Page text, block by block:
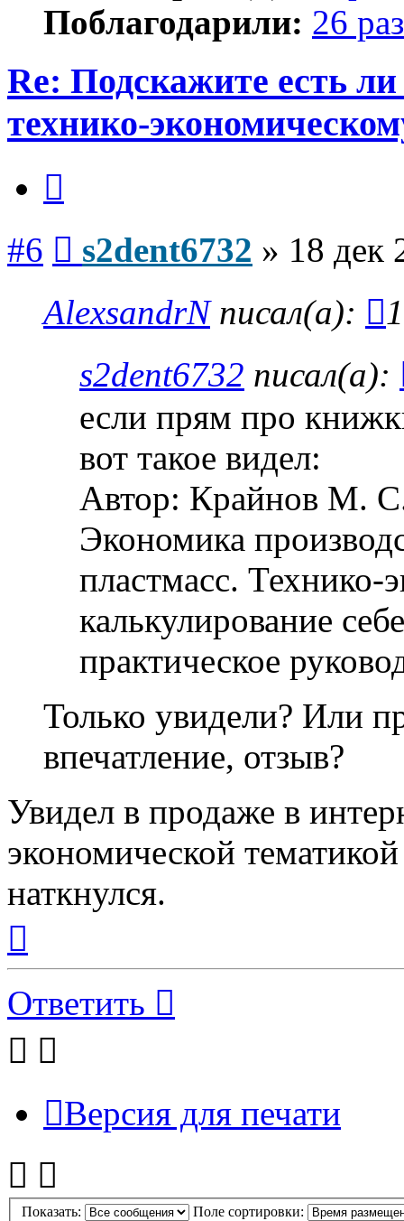
Поблагодарили: 26 раз
Re: Подскажите есть
технико-
#6 s2dent6732 » 18 дек
AlexsandrNписал(а):
s2dent6732 писал(а):
если прям про
вот такое видел:
Автор: Крайнов М.
Экономика
пластмасс. Технико-
калькулирование
практическое
Только увидели? Или
впечатление, отзыв?
Увидел в продаже в
экономической
наткнулся.
началу
Ответить
Версия для печати
Показать: Поле сортировки: